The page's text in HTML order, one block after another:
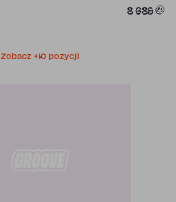
8 689
Zobacz +10 pozycji